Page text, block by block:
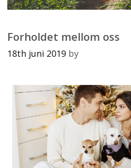
Forholdet mellom oss
18th juni 2019 by